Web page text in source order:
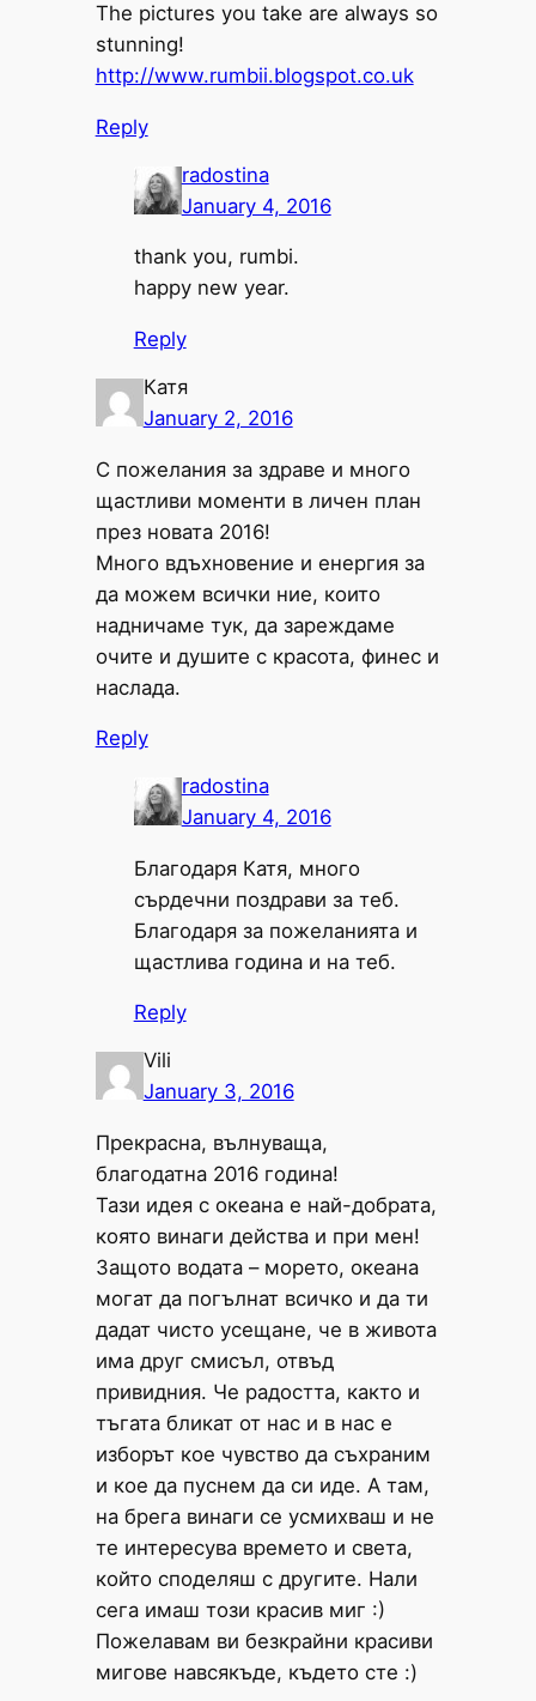
The pictures you take are always so
stunning!
http://www.rumbii.blogspot.co.uk
Reply
radostina
January 4, 2016
thank you, rumbi.
happy new year.
Reply
Катя
January 2, 2016
С пожелания за здраве и много
щастливи моменти в личен план
през новата 2016!
Много вдъхновение и енергия за
да можем всички ние, които
надничаме тук, да зареждаме
очите и душите с красота, финес и
наслада.
Reply
radostina
January 4, 2016
Благодаря Катя, много
сърдечни поздрави за теб.
Благодаря за пожеланията и
щастлива година и на теб.
Reply
Vili
January 3, 2016
Прекрасна, вълнуваща,
благодатна 2016 година!
Тази идея с океана е най-добрата,
която винаги действа и при мен!
Защото водата – морето, океана
могат да погълнат всичко и да ти
дадат чисто усещане, че в живота
има друг смисъл, отвъд
привидния. Че радостта, както и
тъгата бликат от нас и в нас е
изборът кое чувство да съхраним
и кое да пуснем да си иде. А там,
на брега винаги се усмихваш и не
те интересува времето и света,
който споделяш с другите. Нали
сега имаш този красив миг :)
Пожелавам ви безкрайни красиви
мигове навсякъде, където сте :)